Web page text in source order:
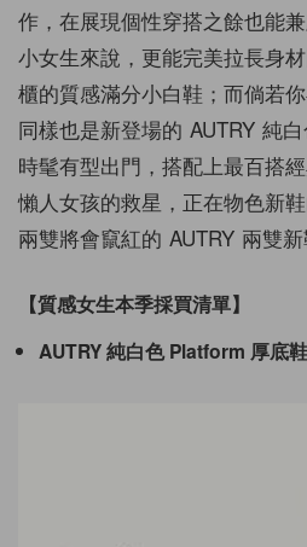
作，在展現個性穿搭之餘也能
小女生來說，更能完美拉長身
櫃的質感滿分小白鞋；而倘若
同樣也是新登場的 AUTRY 純
時髦有型出門，搭配上最百搭
懶人女孩的救星， 正在物色新
兩雙將會竄紅的 AUTRY 兩雙新
【質感女生本季採買清單】
AUTRY純白色 Platform 厚底鞋